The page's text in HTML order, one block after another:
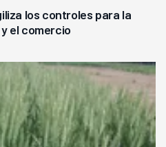
los controles para la
el comercio